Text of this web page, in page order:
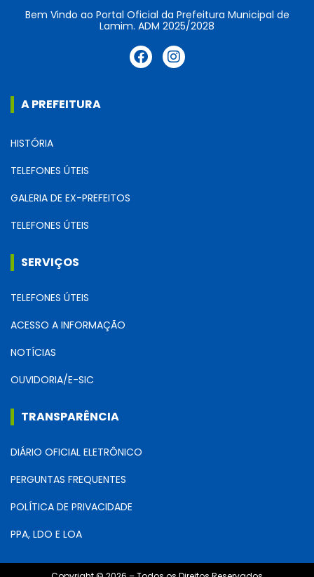
Bem Vindo ao Portal Oficial da Prefeitura Municipal de
Lamim. ADM 2025/2028
A PREFEITURA
HISTÓRIA
TELEFONES ÚTEIS
GALERIA DE EX-PREFEITOS
TELEFONES ÚTEIS
SERVIÇOS
TELEFONES ÚTEIS
ACESSO A INFORMAÇÃO
NOTÍCIAS
OUVIDORIA/E-SIC
TRANSPARÊNCIA
DIÁRIO OFICIAL ELETRÔNICO
PERGUNTAS FREQUENTES
POLÍTICA DE PRIVACIDADE
PPA, LDO E LOA